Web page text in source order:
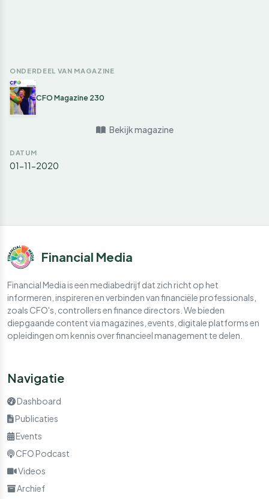
ONDERDEEL VAN MAGAZINE
CFO Magazine 230
Bekijk magazine
DATUM
01-11-2020
Financial Media
Financial Media is een mediabedrijf dat zich richt op het
informeren, inspireren en verbinden van financiële professionals,
zoals CFO's, controllers en finance directors. We bieden
diepgaande content via magazines, events, digitale platforms en
opleidingen om kennis over financieel management te delen.
Navigatie
Dashboard
Publicaties
Events
CFO Podcast
Videos
Archief